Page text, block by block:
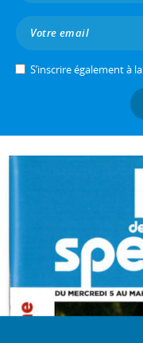
S’inscrire également à la